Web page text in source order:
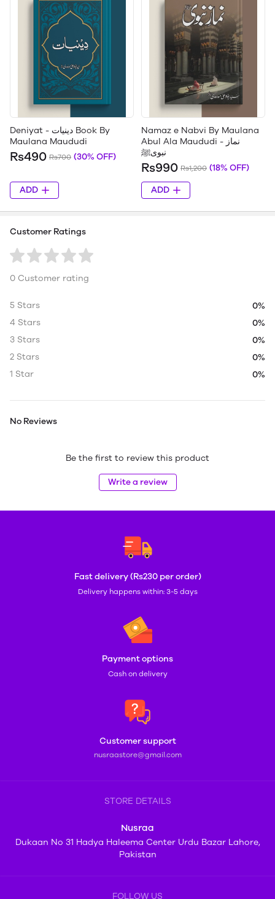
Deniyat - دینیات Book By
Maulana Maududi
Rs490 Rs700 (30% OFF)
ADD
Namaz e Nabvi By Maulana
Abul Ala Maududi - نماز
نبویﷺ
Rs990 Rs1,200 (18% OFF)
ADD
Customer Ratings
0 Customer rating
5 Stars
0%
4 Stars
0%
3 Stars
0%
2 Stars
0%
1 Star
0%
No Reviews
Be the first to review this product
Write a review
Fast delivery (Rs230 per order)
Delivery happens within: 3-5 days
Payment options
Cash on delivery
Customer support
nusraastore@gmail.com
STORE DETAILS
Nusraa
Dukaan No 31 Hadya Haleema Center Urdu Bazar Lahore,
Pakistan
FOLLOW US